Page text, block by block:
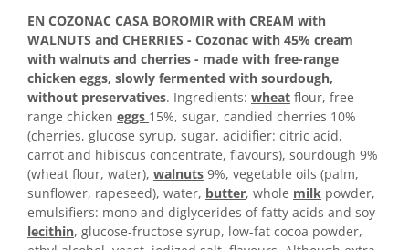
Faina
Arpacas si pesmet
Malai
Produse congelate
Panificatie congelata
Patiserie congelata
Pizza congelata
Baton Cookie congelat
Cheesecake congelat
EN COZONAC CASA BOROMIR with CREAM with
WALNUTS and CHERRIES - Cozonac with 45% cream
with walnuts and cherries - made with free-range
chicken eggs, slowly fermented with sourdough,
without preservatives. Ingredients: wheat flour, free-
range chicken eggs 15%, sugar, candied cherries 10%
(cherries, glucose syrup, sugar, acidifier: citric acid,
carrot and hibiscus concentrate, flavours), sourdough 9%
(wheat flour, water), walnuts 9%, vegetable oils (palm,
sunflower, rapeseed), water, butter, whole milk powder,
emulsifiers: mono and diglycerides of fatty acids and soy
lecithin, glucose-fructose syrup, low-fat cocoa powder,